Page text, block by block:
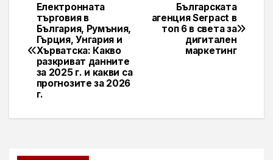
Навигация
Българската
агенция Serpact в
топ 6 в света за
дигитален
маркетинг
Електронната
търговия в
България, Румъния,
Гърция, Унгария и
Хърватска: Какво
разкриват данните
за 2025 г. и какви са
прогнозите за 2026
г.